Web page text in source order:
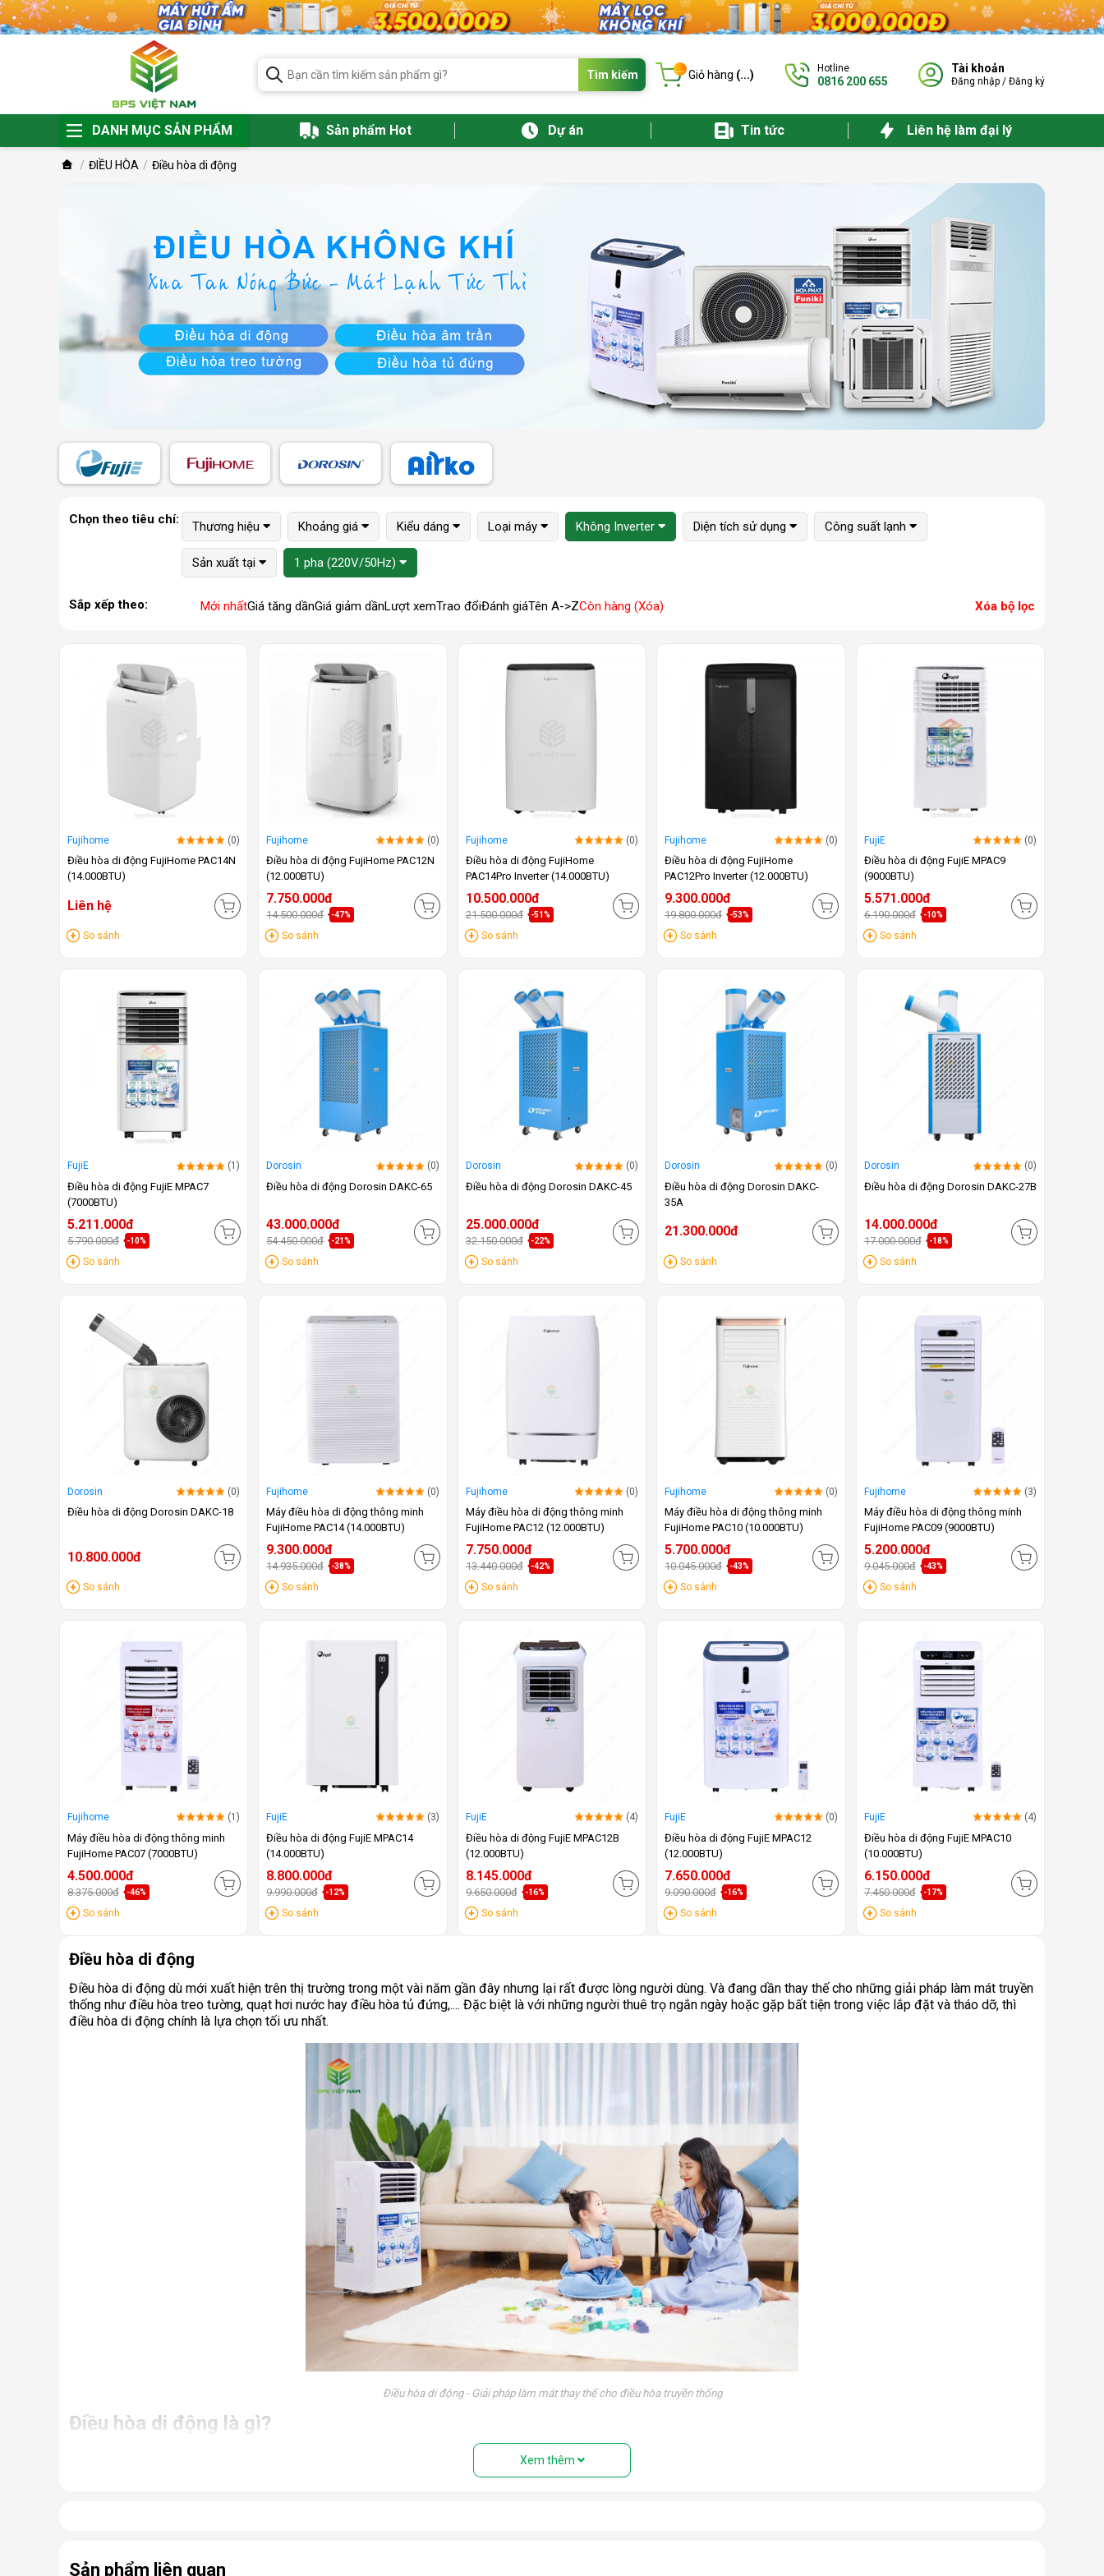
Tìm kiếm ... Giỏ hàng (...) Hotline
0816 200 655
Tài khoản
Đăng nhập / Đăng ký
DANH MỤC SẢN PHẨM Sản phẩm Hot Dự án Tin tức Liên hệ làm đại lý
ĐIỀU HÒA Điều hòa di động
Chọn theo tiêu chí: Thương hiệu Khoảng giá Kiểu dáng Loại máy Không Inverter Diện tích sử dụng Công suất lạnh
Sản xuất tại 1 pha (220V/50Hz)
Sắp xếp theo: Mới nhấtGiá tăng dầnGiá giảm dầnLượt xemTrao đổiĐánh giáTên A->ZCòn hàng (Xóa) Xóa bộ lọc
Fujihome (0)
Điều hòa di động FujiHome PAC14N
(14.000BTU)
Liên hệ
So sánh
Fujihome (0)
Điều hòa di động FujiHome PAC12N
(12.000BTU)
7.750.000đ
14.500.000đ -47%
So sánh
Fujihome (0)
Điều hòa di động FujiHome
PAC14Pro Inverter (14.000BTU)
10.500.000đ
21.500.000đ -51%
So sánh
Fujihome (0)
Điều hòa di động FujiHome
PAC12Pro Inverter (12.000BTU)
9.300.000đ
19.800.000đ -53%
So sánh
FujiE (0)
Điều hòa di động FujiE MPAC9
(9000BTU)
5.571.000đ
6.190.000đ -10%
So sánh
FujiE (1)
Điều hòa di động FujiE MPAC7
(7000BTU)
5.211.000đ
5.790.000đ -10%
So sánh
Dorosin (0)
Điều hòa di động Dorosin DAKC-65
43.000.000đ
54.450.000đ -21%
So sánh
Dorosin (0)
Điều hòa di động Dorosin DAKC-45
25.000.000đ
32.150.000đ -22%
So sánh
Dorosin (0)
Điều hòa di động Dorosin DAKC-
35A
21.300.000đ
So sánh
Dorosin (0)
Điều hòa di động Dorosin DAKC-27B
14.000.000đ
17.000.000đ -18%
So sánh
Dorosin (0)
Điều hòa di động Dorosin DAKC-18
10.800.000đ
So sánh
Fujihome (0)
Máy điều hòa di động thông minh
FujiHome PAC14 (14.000BTU)
9.300.000đ
14.935.000đ -38%
So sánh
Fujihome (0)
Máy điều hòa di động thông minh
FujiHome PAC12 (12.000BTU)
7.750.000đ
13.440.000đ -42%
So sánh
Fujihome (0)
Máy điều hòa di động thông minh
FujiHome PAC10 (10.000BTU)
5.700.000đ
10.045.000đ -43%
So sánh
Fujihome (3)
Máy điều hòa di động thông minh
FujiHome PAC09 (9000BTU)
5.200.000đ
9.045.000đ -43%
So sánh
Fujihome (1)
Máy điều hòa di động thông minh
FujiHome PAC07 (7000BTU)
4.500.000đ
8.375.000đ -46%
So sánh
FujiE (3)
Điều hòa di động FujiE MPAC14
(14.000BTU)
8.800.000đ
9.990.000đ -12%
So sánh
FujiE (4)
Điều hòa di động FujiE MPAC12B
(12.000BTU)
8.145.000đ
9.650.000đ -16%
So sánh
FujiE (0)
Điều hòa di động FujiE MPAC12
(12.000BTU)
7.650.000đ
9.090.000đ -16%
So sánh
FujiE (4)
Điều hòa di động FujiE MPAC10
(10.000BTU)
6.150.000đ
7.450.000đ -17%
So sánh
Điều hòa di động
Điều hòa di động dù mới xuất hiện trên thị trường trong một vài năm gần đây nhưng lại rất được lòng người dùng. Và đang dần thay thế cho những giải pháp làm mát truyền
thống như điều hòa treo tường, quạt hơi nước hay điều hòa tủ đứng,.... Đặc biệt là với những người thuê trọ ngắn ngày hoặc gặp bất tiện trong việc lắp đặt và tháo dỡ, thì
điều hòa di động chính là lựa chọn tối ưu nhất.
Điều hòa di động - Giải pháp làm mát thay thế cho điều hòa truyền thống
Điều hòa di động là gì?
Điều hòa di động là thiết bị làm mát được cải tiến từ điều hòa treo tường truyền thống. Nếu nhìn từ bên ngoài, rất nhiều người nhầm tưởng rằng thiết bị này là quạt hơi nước.
Nhưng thực chất, đây là một chiếc điều hòa “chính hiệu” với đầy đủ các bộ phận: Dàn nóng, dàn lạnh, máy nén, khí gas, ống dẫn gas, bảng điều khiển,... giống như một chiếc
Xem thêm
Sản phẩm liên quan